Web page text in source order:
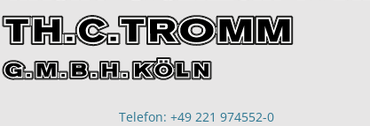
Telefon: +49 221 974552-0